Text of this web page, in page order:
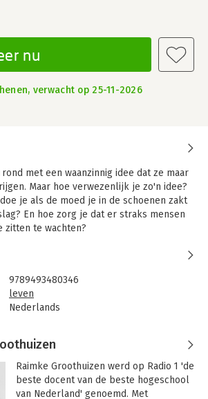
nu
verwacht op 25-11-2026
met een waanzinnig idee dat ze maar
Maar hoe verwezenlijk je zo'n idee?
je als de moed je in de schoenen zakt
En hoe zorg je dat er straks mensen
zitten te wachten?
tot leven wekken neemt Raimke
mee in een hervertelling van
vanuit het perspectief van Igor. Daarin
leert om zijn eigen idee te
voor ideeënrealisatie. Met theorie,
aanpak die de auteur zelf hanteert.
inspirerende makers in openhartige
bijzondere ideeën daadwerkelijk in de
9789493480346
leven
Nederlands
Van Duuren Management
25-11-2026
Raimke Groothuizen werd op Radio 1 'de
beste docent van de beste hogeschool
van Nederland' genoemd. Met